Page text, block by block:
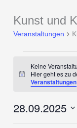
Kunst und
Veranstaltungen
2025
Hinweis
Keine
Hier geht es zu
Veranstaltungen
28.09.2025